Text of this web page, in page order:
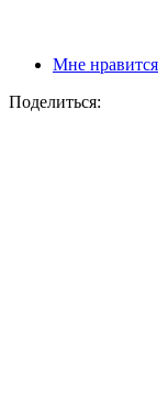
Мне нравится
Поделиться: